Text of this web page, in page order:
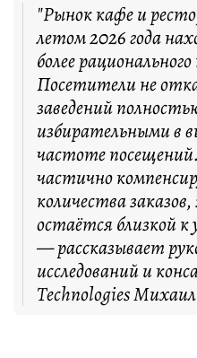
"Рынок кафе и
летом 2026 года
более
Посетители не
заведений
избирательными в
частоте
частично
количества
остаётся близкой к
— рассказывает
исследований и
Technologies